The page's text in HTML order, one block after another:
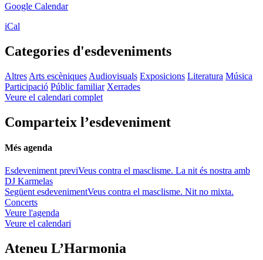
Google Calendar
iCal
Categories d'esdeveniments
Altres Arts escèniques Audiovisuals Exposicions Literatura Música
Participació Públic familiar Xerrades
Veure el calendari complet
Comparteix l’esdeveniment
Més agenda
Esdeveniment previVeus contra el masclisme. La nit és nostra amb
DJ Karmelas
Següent esdevenimentVeus contra el masclisme. Nit no mixta.
Concerts
Veure l'agenda
Veure el calendari
Ateneu L’Harmonia